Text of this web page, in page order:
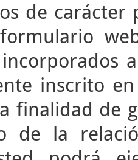
de carácter
inscrito
finalidad de
de la